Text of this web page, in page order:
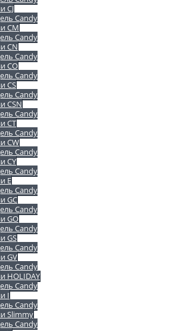
CJ
Candy
CM
Candy
CN
Candy
CO
Candy
CS
Candy
CSN
Candy
CT
Candy
CW
Candy
CY
Candy
E
Candy
GC
Candy
GO
Candy
GS
Candy
GV
Candy
HOLIDAY
Candy
I
Candy
Slimmy
Candy